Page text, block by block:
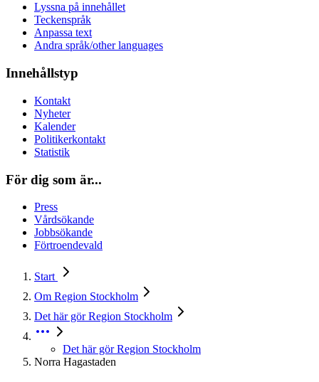
Lyssna på innehållet
Teckenspråk
Anpassa text
Andra språk/other languages
Innehållstyp
Kontakt
Nyheter
Kalender
Politikerkontakt
Statistik
För dig som är...
Press
Vårdsökande
Jobbsökande
Förtroendevald
Start
Om Region Stockholm
Det här gör Region Stockholm
Det här gör Region Stockholm
Norra Hagastaden